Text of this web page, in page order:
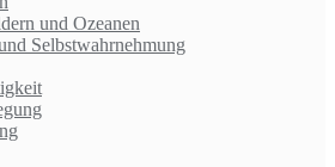
und Ozeanen
Selbstwahrnehmung